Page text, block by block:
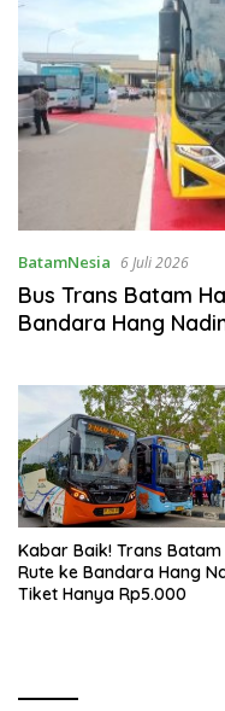
BatamNesia 6 Juli 2026
Bus Trans Batam
Bandara Hang
Kabar Baik! Trans
Rute ke Bandara Hang
Tiket Hanya Rp5.000